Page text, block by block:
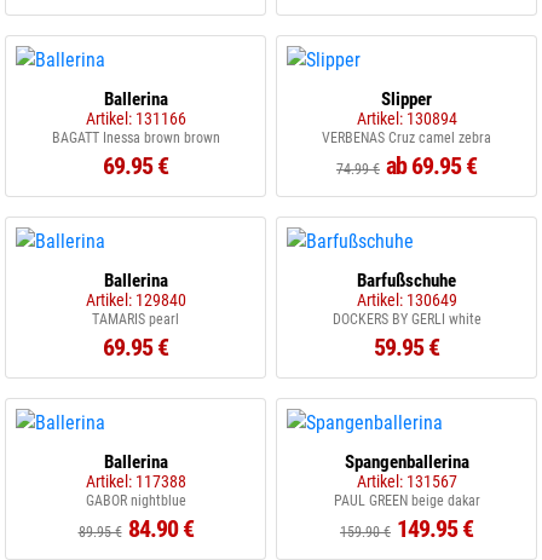
Ballerina
Artikel: 131166
BAGATT Inessa brown brown
69.95 €
Slipper
Artikel: 130894
VERBENAS Cruz camel zebra
74.99 € ab 69.95 €
Ballerina
Artikel: 129840
TAMARIS pearl
69.95 €
Barfußschuhe
Artikel: 130649
DOCKERS BY GERLI white
59.95 €
Ballerina
Artikel: 117388
GABOR nightblue
89.95 € 84.90 €
Spangenballerina
Artikel: 131567
PAUL GREEN beige dakar
159.90 € 149.95 €